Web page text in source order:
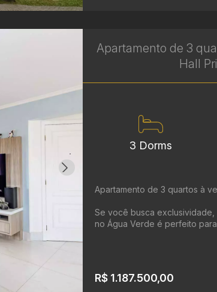
Apartamento de 3
Hall
3 Dorms
Apartamento de 3 quartos à
Se você busca
no Água Verde é perfeito
R$ 1.187.500,00